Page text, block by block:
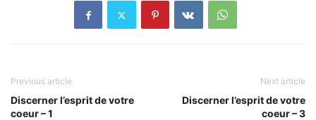
Previous article
Discerner l’esprit de votre
coeur – 1
Next article
Discerner l’esprit de votre
coeur – 3